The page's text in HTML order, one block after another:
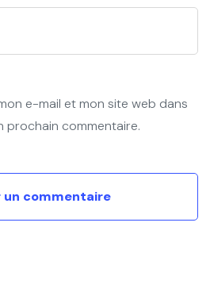
e-mail et mon site web dans
prochain commentaire.